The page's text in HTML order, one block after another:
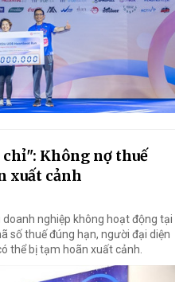
Không nợ thuế
xuất cảnh
doanh nghiệp không hoạt động tại
số thuế đúng hạn, người đại diện
thể bị tạm hoãn xuất cảnh.